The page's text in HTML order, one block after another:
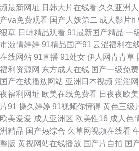
类中字 AV福利第一网站 国产区51海角 免费黄
堂网 91国产视频大全 韩日AV免费影院 香蕉视
91白虎丝袜萝莉 超碰日逼 精品视频一二 日本免
久青草视频 激情另类综合av 日本毛荣荣 91在线
产视频 午夜福利诱惑 97欧美超碰在线 日韩色图
婷 91工厂视频网站 成人美女免费黄色 久久男人
频最新网址 日韩大片在线看 久久亚洲
产va免费观看 国产人妖第二 成人影片h
狠草 日韩精品观看 91最新国产精品 一
市激情婷婷 91精品国产91 云涩福利在
在线网站 91直播 91处女 伊人网青青草
福利资源网 东方成人在线 国产一级免
国产在线播放网站 亚洲日本视频 淫淫网
夜福利网址 欧美在线免费看 日夜夜欧美
片91 操久婷婷 91视频你懂得 黄色三级
欧美爱爱 成人亚洲区 欧美性16 成人色
洲精品 国产热综合 久草网视频在线看
整版 黄视网站在线播放 国产片自拍 国